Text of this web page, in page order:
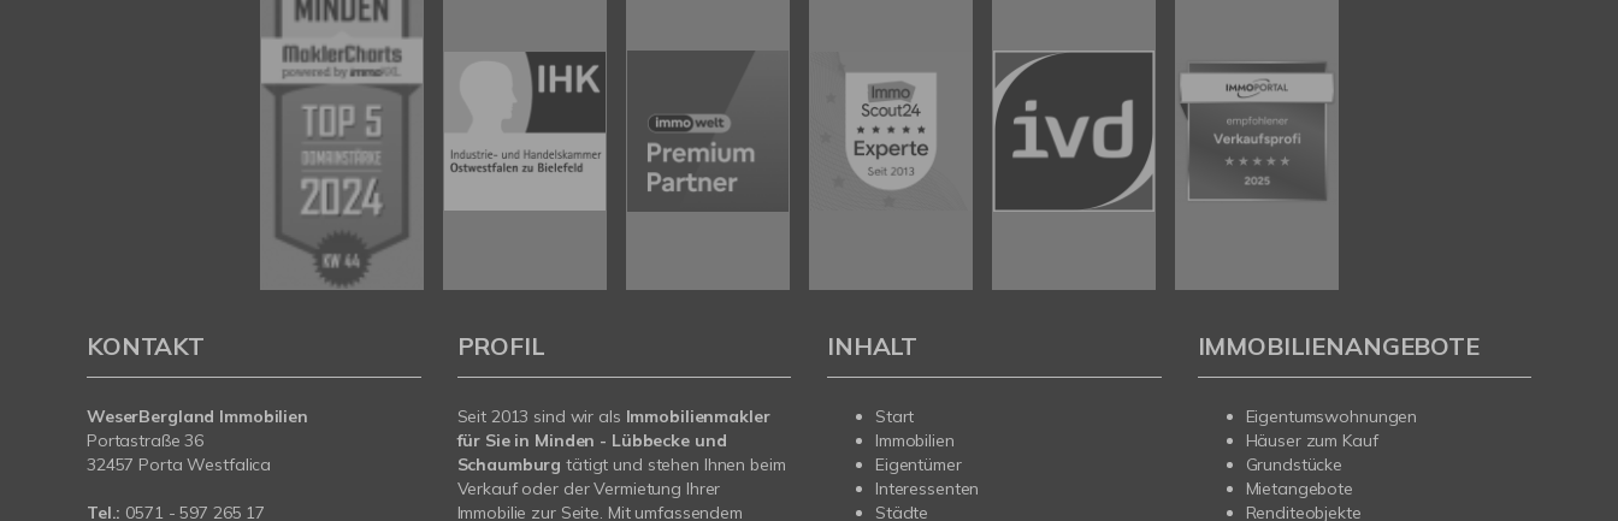
KONTAKT
WeserBergland Immobilien
Portastraße 36
32457 Porta Westfalica
Tel.: 0571 - 597 265 17
PROFIL
Seit 2013 sind wir als Immobilienmakler
für Sie in Minden - Lübbecke und
Schaumburgtätigt und stehen Ihnen beim
Verkauf oder der Vermietung Ihrer
Immobilie zur Seite. Mit umfassendem
INHALT
Start
Immobilien
Eigentümer
Interessenten
Städte
IMMOBILIENANGEBOTE
Eigentumswohnungen
Häuser zum Kauf
Grundstücke
Mietangebote
Renditeobjekte